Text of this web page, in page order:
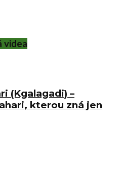
videa
(Kgalagadi) –
kterou zná jen